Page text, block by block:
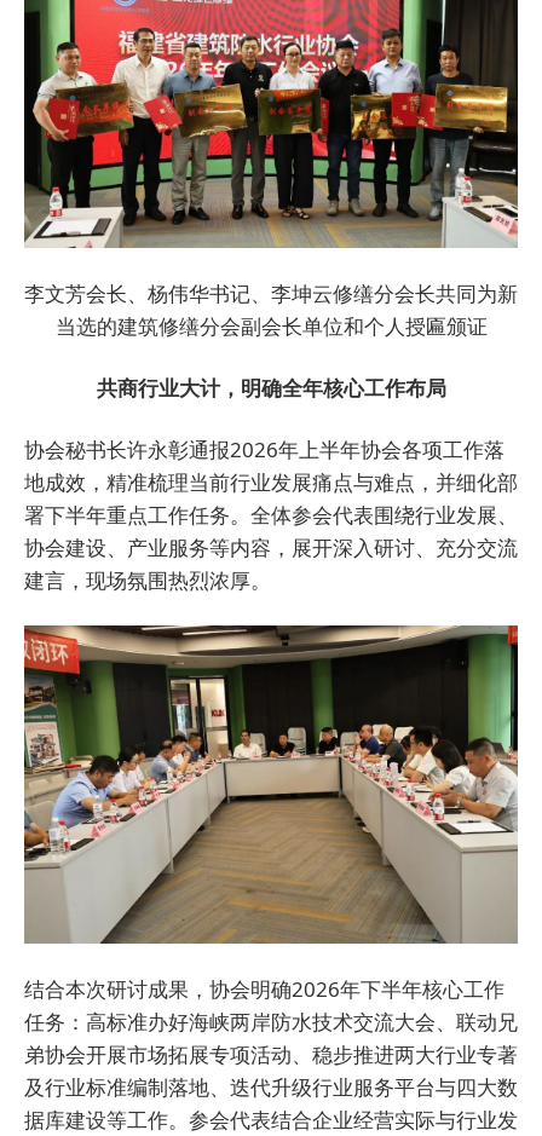
李文芳会长、杨伟华书记、李坤云修缮分会长共同为新
当选的建筑修缮分会副会长单位和个人授匾颁证
共商行业大计，明确全年核心工作布局
协会秘书长许永彰通报2026年上半年协会各项工作落
地成效，精准梳理当前行业发展痛点与难点，并细化部
署下半年重点工作任务。全体参会代表围绕行业发展、
协会建设、产业服务等内容，展开深入研讨、充分交流
建言，现场氛围热烈浓厚。
结合本次研讨成果，协会明确2026年下半年核心工作
任务：高标准办好海峡两岸防水技术交流大会、联动兄
弟协会开展市场拓展专项活动、稳步推进两大行业专著
及行业标准编制落地、迭代升级行业服务平台与四大数
据库建设等工作。参会代表结合企业经营实际与行业发